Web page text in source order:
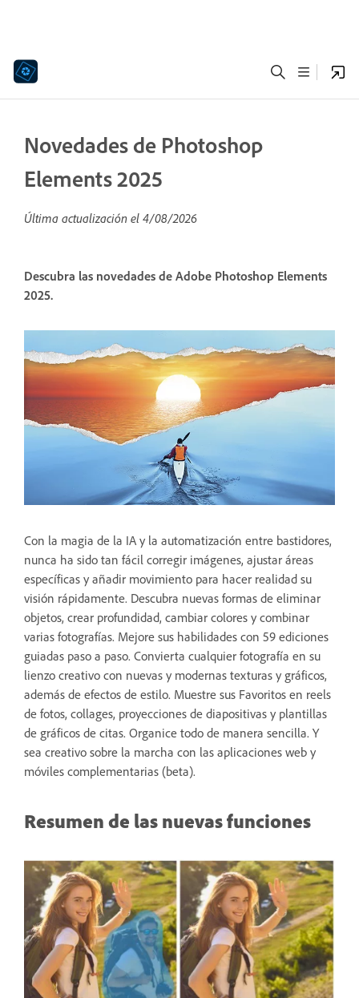
Novedades de Photoshop
Elements 2025
Última actualización el 4/08/2026
Descubra las novedades de Adobe Photoshop Elements
2025.
Con la magia de la IA y la automatización entre bastidores,
nunca ha sido tan fácil corregir imágenes, ajustar áreas
específicas y añadir movimiento para hacer realidad su
visión rápidamente. Descubra nuevas formas de eliminar
objetos, crear profundidad, cambiar colores y combinar
varias fotografías. Mejore sus habilidades con 59 ediciones
guiadas paso a paso. Convierta cualquier fotografía en su
lienzo creativo con nuevas y modernas texturas y gráficos,
además de efectos de estilo. Muestre sus Favoritos en reels
de fotos, collages, proyecciones de diapositivas y plantillas
de gráficos de citas. Organice todo de manera sencilla. Y
sea creativo sobre la marcha con las aplicaciones web y
móviles complementarias (beta).
Resumen de las nuevas funciones